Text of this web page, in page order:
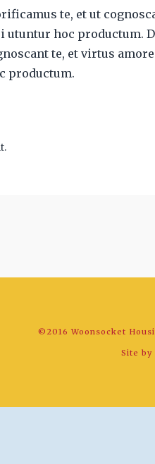
te, et ut
utuntur hoc productum.
te, et virtus
productum.
©2016 Woonsocket
Site by